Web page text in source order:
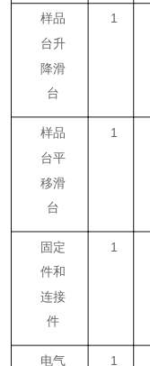
样品
台升
降滑
台
1
样品
台平
移滑
台
1
固定
件和
连接
件
1
电气 1